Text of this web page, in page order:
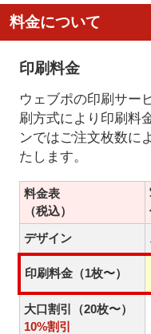
料金について
印刷料金
ウェブポの印刷サー
刷方式により印刷料
ンではご注文枚数に
たします。
料金表
（税込）
デザイン
印刷料金（1枚〜）
大口割引（20枚〜）
10%割引